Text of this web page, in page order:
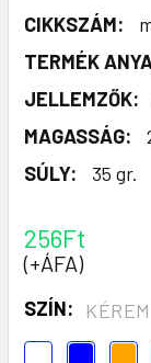
CIKKSZÁM:
TERMÉK
JELLEMZŐK:
MAGASSÁG:
SÚLY:
35 gr.
256Ft
(+ÁFA)
SZÍN: